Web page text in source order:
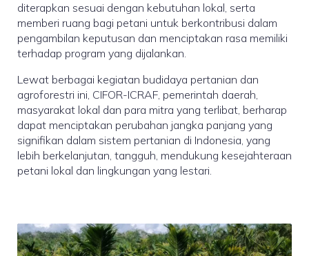
diterapkan sesuai dengan kebutuhan lokal, serta
memberi ruang bagi petani untuk berkontribusi dalam
pengambilan keputusan dan menciptakan rasa memiliki
terhadap program yang dijalankan.
Lewat berbagai kegiatan budidaya pertanian dan
agroforestri ini, CIFOR-ICRAF, pemerintah daerah,
masyarakat lokal dan para mitra yang terlibat, berharap
dapat menciptakan perubahan jangka panjang yang
signifikan dalam sistem pertanian di Indonesia, yang
lebih berkelanjutan, tangguh, mendukung kesejahteraan
petani lokal dan lingkungan yang lestari.